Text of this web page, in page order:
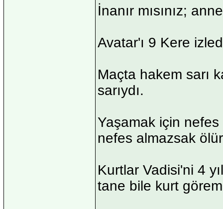
İnanır mısınız;
Avatar'ı 9 Kere
Maçta hakem sarı
sarıydı.
Yaşamak için nefes
nefes almazsak
Kurtlar Vadisi'ni 4
tane bile kurt